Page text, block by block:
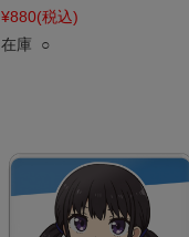
¥880(税込)
在庫 ○